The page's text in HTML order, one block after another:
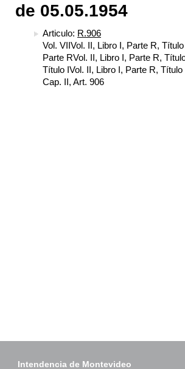
de 05.05.1954
Articulo: R.906
Vol. VIIVol. II, Libro I, Parte R,
Parte RVol. II, Libro I, Parte R,
Título IVol. II, Libro I, Parte R, Título
Cap. II, Art. 906
Intendencia de Montevideo